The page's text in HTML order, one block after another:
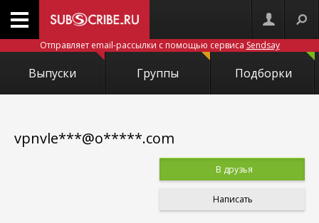
Отправляет email-рассылки с помощью сервиса Sendsay
Выпуски Группы Подборки
vpnvle***@o*****.com
В друзья
Написать